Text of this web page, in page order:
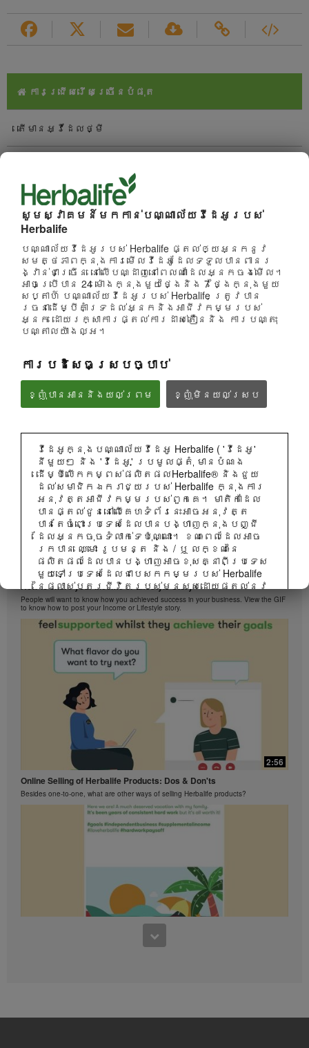
សូមស្វាគមន៍មកកាន់បណ្ណាល័យវីដេអូរបស់
Herbalife
បណ្ណាល័យវីដេអូរបស់ Herbalife ផ្តល់ឲ្យអ្នកនូវ
សមត្ថភាពក្នុងការមើលវីដេអូដែលទទួលបានពានរ
ង្វាន់ជាច្រើន នៅលើបណ្ដាញនៅពេលណាដែលអ្នកចង់មើល។
អាចប្រើបាន 24 ម៉ោងក្នុងមួយថ្ងៃនិង 7 ថ្ងៃក្នុងមួយ
សប្តាហ៍ បណ្ណាល័យវីដេអូរបស់ Herbalife ត្រូវបាន
រចនាដើម្បីគាំទ្រដល់អ្នកនិងអាជីវកម្មរបស់
អ្នក ដោយរក្សាការផ្តល់ការដាស់តឿននិង ការបណ្តុះ
បណ្តាលយ៉ាងល្អ។
ការបដិសេធស្របច្បាប់
ខ្ញុំបានអាននិងយល់ព្រម ខ្ញុំ​មិន​យល់ស្រប
វីដេអូក្នុងបណ្ណាល័យវីដេអូ Herbalife ( 'វីដេអូ'
នីមួយៗ និង 'វីដេអូ' ប្រមូលផ្តុំ មានបំណង
ដើម្បីលើកកម្ពស់ផលិតផលHerbalife® និងជួយ
ដល់សមាជិកឯករាជ្យរបស់ Herbalife ក្នុងការ
អនុវត្តអាជីវកម្មរបស់ពួកគេ។ មាតិកាដែល
បានផ្តល់ជូននៅលើគេហទំព័រនេះអាចអនុវត្ត
បានតែចំពោះប្រទេសដែលបានបង្ហាញក្នុងបញ្ជី
ដែលអ្នកចុចទំលាក់ទេប៉ុណ្ណោះ។ ខណៈពេលដែលអាច
រកបាន ឈ្មោះ រូបមន្ត និង / ឬ លក្ខណៈនៃ
ផលិតផលដែលបានបង្ហាញអាចខុសគ្នាពីប្រទេស
មួយទៅប្រទេសដែលជាបេសកកម្មរបស់ Herbalife
នៃផ្លាស់ប្តូរជីវិតរបស់មនុស្សដោយផ្តល់នូវ
ឱកាសអាជីវកម្មល្អបំផុតនៅក្នុងការលក់ដោយ
ផ្ទាល់និងអាហារូបត្ថម្ភនិងផលិតផលគ្រប់
គ្រងទម្ងន់ដែលល្អបំផុតគឺ ប្រើប្រាស់បាននៅ
គ្រប់ទីកន្លែង។
វីដេអូអាចរួមមានទាំងបរិមាណលក់ ឬបទពិសោធន៍
នៃប្រាក់ចំណូលរបស់សមាជិកឯករាជ្យរបស់
Herbalife ដែលមាននៅក្នុងកម្រិតខុសគ្នានៅក្នុង
ផែនការទីផ្សារនិងអ្នកដែលរស់នៅក្នុងបណ្តា
ប្រទេសជាច្រើន។ ប្រាក់ចំណូលអនុវត្តចំពោះ
បុគ្គលមនុស្សម្នាក់ៗ (ឬ ឧទាហរណ៍) ត្រួវ
បានពណ៌នា និងមិនមែនជាមធ្យមភាគ ហើយក៏មិន
អាចបង្ហាញការធានានូវអ្វីដែឡអ្នករកបាន។
សម្រាប់ទិន្នន័យជាមធ្យមថ្មីបំផុត
លទ្ធផលហិរញ្ញវត្ថុអនុវត្តទៅតំបន់ដែល
អ្នកធ្វើមុខជំនួញរបស់អ្នក, សូមពិគ្រោះ
ជាមួយ Herbalife.com ឬ MyHerbalife.com ។
ស្រដៀងគ្នានេះដែរ ការធានាអះអាងពីការស្រក
ទំងន់ខ្លាំង ឬ លឿន គឺមិនត្រូវបានអនុញ្ញាត
ឲ្យប្រើ។ ការស្រកទម្ងន់របស់បុគ្គល
បានចាប់ផ្តើមនិងការហាត់ប្រាណ។ ទាក់ទងនឹង
ការធានាអះអាងសម្រាប់ការសម្រកទំងន់ក្នុង
ការធ្ចើអាជីវកម្ម នៅក្នុងប្រទេសរបស់អ្នក
សូមពិគ្រោះជាមួយសៀវភៅអាជីពរបស់អ្នក ឬ
មនុស្សគ្រប់រូបគួរតែពិគ្រោះជាមួយគ្រូពេទ្យ
គ្រប់គ្រង។ ទោះបីជាផលិតផលHerbalife® អាច
ការជ្រើសរើសច្រើនបំផុត
តើមានអ្វីដែលថ្មី
ការមើលច្រើនបំផុត
រកមើលប៉ុស្តិ៍
ផលិតផល
ម៉ាកនិងការឧបត្ថម្ភ
អាជីវកម្ម
អាហារូបត្ថម្ភនិងវិទ្យាសាស្រ្ត
អាជីវកម្ម មើលទាំងអស់
How to share your Income or Lifestyle Story
People will want to know how you achieved success in your business. View the GIF
to know how to post your Income or Lifestyle story.
2:56
Online Selling of Herbalife Products: Dos & Don'ts
Besides one-to-one, what are other ways of selling Herbalife products?